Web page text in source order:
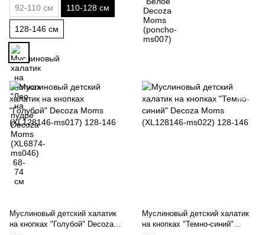
92-110 см 110-128 см
128-146 см
Муслиновый детский халатик
на кнопках "Голубой" Decoza
Муслиновый детский халатик
на кнопках "Темно-синий"